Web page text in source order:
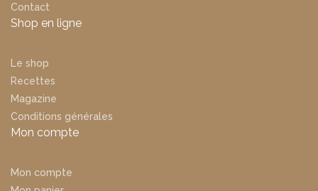
Contact
Shop en ligne
Le shop
Recettes
Magazine
Conditions générales
Mon compte
Mon compte